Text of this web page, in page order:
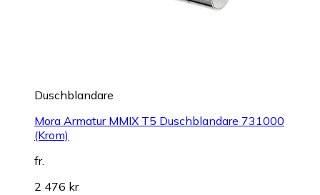
Duschblandare
Mora Armatur MMIX T5 Duschblandare 731000
(Krom)
fr.
2 476 kr